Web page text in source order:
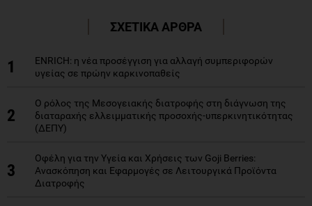
ΣΧΕΤΙΚΑ ΑΡΘΡΑ
1
ENRICH: η νέα προσέγγιση για αλλαγή συμπεριφορών
υγείας σε πρώην καρκινοπαθείς
2
Ο ρόλος της Μεσογειακής διατροφής στη διάγνωση της
διαταραχής ελλειμματικής προσοχής-υπερκινητικότητας
(ΔΕΠΥ)
3
Οφέλη για την Υγεία και Χρήσεις των Goji Berries:
Ανασκόπηση και Εφαρμογές σε Λειτουργικά Προϊόντα
Διατροφής